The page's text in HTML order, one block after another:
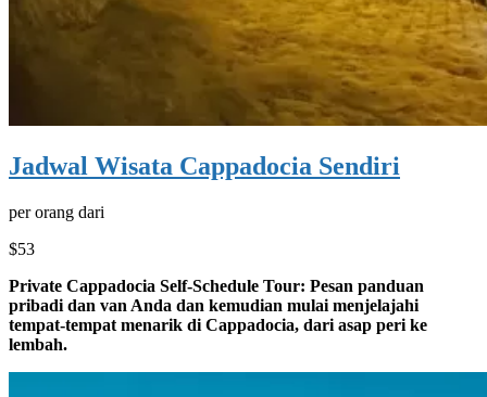
Jadwal Wisata Cappadocia Sendiri
per orang dari
$53
Private Cappadocia Self-Schedule Tour: Pesan panduan
pribadi dan van Anda dan kemudian mulai menjelajahi
tempat-tempat menarik di Cappadocia, dari asap peri ke
lembah.